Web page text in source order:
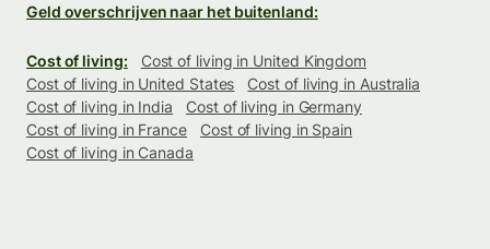
Geld overschrijven naar het buitenland:
Cost of living:
Cost of living in United Kingdom
Cost of living in United States
Cost of living in Australia
Cost of living in India
Cost of living in Germany
Cost of living in France
Cost of living in Spain
Cost of living in Canada